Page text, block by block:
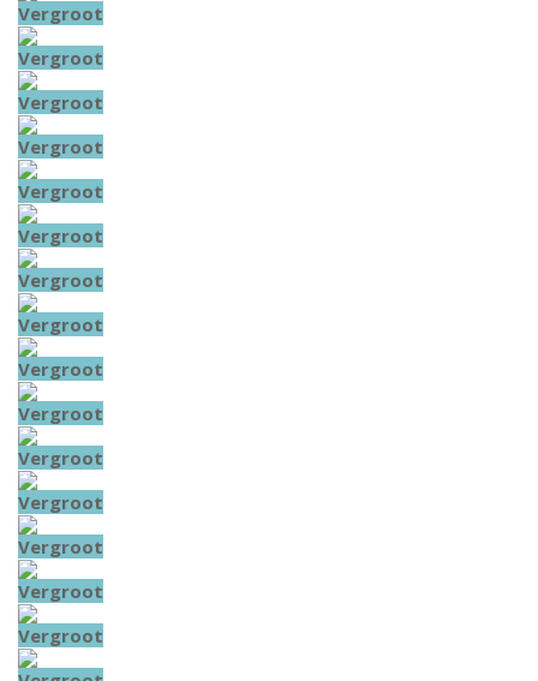
Vergroot
Vergroot
Vergroot
Vergroot
Vergroot
Vergroot
Vergroot
Vergroot
Vergroot
Vergroot
Vergroot
Vergroot
Vergroot
Vergroot
Vergroot